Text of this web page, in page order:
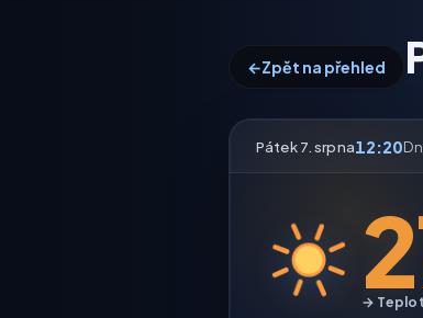
←Zpět na přehled
Pátek 7. srpna12:20
→